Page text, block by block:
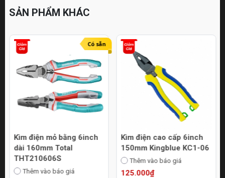
SẢN PHẨM KHÁC
Có sẵn
Kìm điện mỏ bằng 6inch
dài 160mm Total
THT210606S
Thêm vào báo giá
Kìm điện cao cấp 6inch
150mm Kingblue KC1-06
Thêm vào báo giá
125.000₫